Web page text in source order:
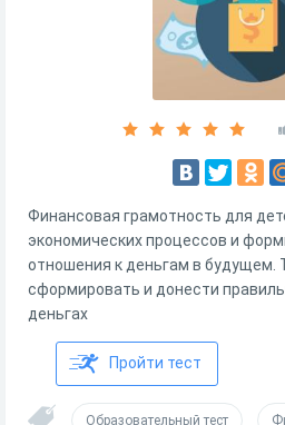
Финансовая грамотность для
экономических процессов и
отношения к деньгам в будущем.
сформировать и донести
деньгах
Пройти тест
Образовательный тест